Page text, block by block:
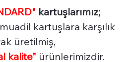
kartuşlarımız;
kartuşlara karşılık
üretilmiş,
kalite" ürünlerimizdir.